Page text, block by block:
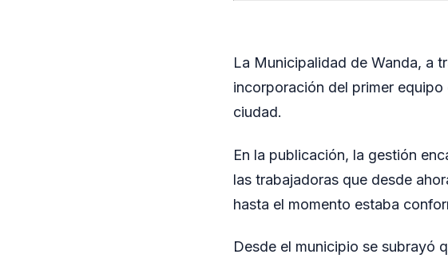
La Municipalidad de Wanda, a
incorporación del primer
ciudad.
En la publicación, la gestión
las trabajadoras que desde
hasta el momento estaba
Desde el municipio se subrayó